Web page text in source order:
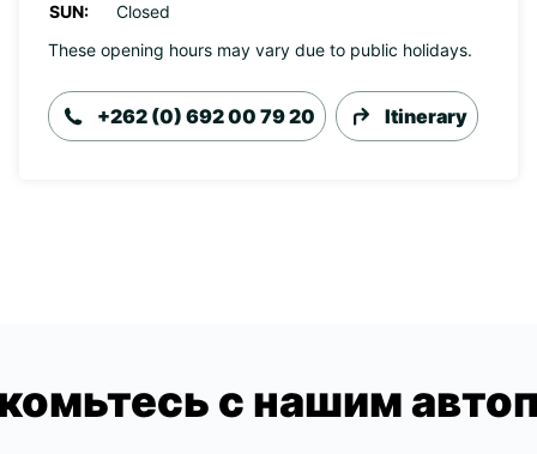
SUN:
Closed
These opening hours may vary due to public holidays.
+262 (0) 692 00 79 20 Itinerary
с нашим